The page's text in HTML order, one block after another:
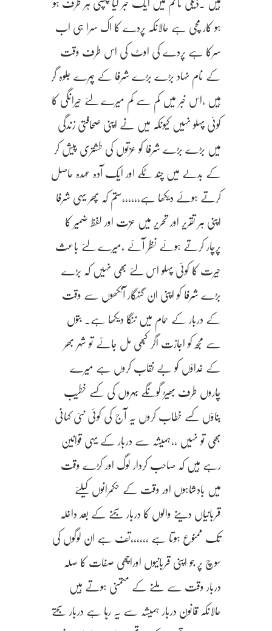
ہو کار مچی ہے حالانکہ پردے کا اک سرا ہی اب
سرکا ہے پردے کی اوٹ کی اس طرف وقت
کے نام نہاد بڑے بڑے شرفا کے چہرے جلوہ گر
ہیں ،اس خبر میں کم سے کم میرے لئے حیرانگی کا
کوئی پہلو نہیں کیونکہ میں نے اپنی صحافتی زندگی
میں بڑے بڑے شرفا کو عزتوں کی طشتری پیش کر
کے بدلے میں چند ٹکے اور ایک آدہ عہدہ حاصل
کرتے ہوئے دیکھا ہے،،،،،،ستم کہ پھر یہی شرفا
اپنی ہر تقریر اور تحریر میں عزت اور لفظ ضمیر کا
پرچار کرتے ہوئے نظر آئے ،میرے لئے باعث
حیرت کا کوئی پہلو اس لئے بھی نہیں کہ بڑے
بڑے شرفا کو اپنی ان گنہگار آنکھوں سے وقت
کے دربار کے حمام میں ننگا دیکھا ہے۔ بتوں
سے مجھ کو اجازت اگر کبھی مل جائے تو شہر بھر
کے خداؤں کو بے نقاب کروں ہے میرے
چاروں طرف بھیڑ گونگے بہروں کی کسے خطیب
بناؤں کسے خطاب کروں یہ آج کی کوئی نئی کہانی
بھی تو نہیں ،،ہمیشہ سے دربار کے یہی قوانین
رہے ہیں کہ صاحب کردار لوگ اور کڑے وقت
میں بادشاہوں اور وقت کے حکمرانوں کیلئے
قربانیاں دینے والوں کا دربار سجنے کے بعد داخلہ
تک ممنوع ہوتا ہے ،،،،،،تف ہے ان لوگوں کی
سوچ پر جو اپنی قربانیوں اوراچھی صفات کا صلہ
دربار وقت سے ملنے کے متمنی ہوتے ہیں
حالانکہ قانون دربار ہمیشہ سے یہ رہا ہے دربار سجتے